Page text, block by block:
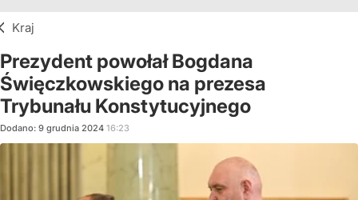
Kraj
Prezydent powołał Bogdana
Święczkowskiego na prezesa
Trybunału Konstytucyjnego
Dodano: 9 grudnia 2024 16:23